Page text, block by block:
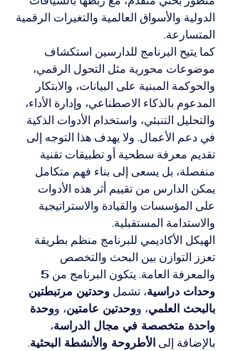
الدولية والأسواق العالمية والتغيرات الرقمية
المتسارعة.
كما يتيح البرنامج للدارسين استكشاف
موضوعات محورية مثل التحول الرقمي،
والحوكمة المبنية على البيانات، والابتكار
المدعوم بالذكاء الاصطناعي، وإدارة الأداء،
والتحليل التنبئي، واستخدام الأدوات الذكية
في دعم الأعمال. ولا يهدف هذا التوجه إلى
تقديم معرفة سطحية أو تطبيقات تقنية
منفصلة، بل يسعى إلى بناء فهم متكامل
يمكن الدارس من تقييم أثر هذه الأدوات
على المؤسسات والقيادة والاستراتيجية
والاستدامة المستقبلية.
الهيكل الأكاديمي للبرنامج منظم بطريقة
تعزز التوازن بين البحث والتخصص
والمعرفة العامة. يتكون البرنامج من
وحدات دراسية، تشمل وحدتين مرتبطتين
بالبحث العلمي، ووحدتين عامتين، ووحدة
واحدة متخصصة في مجال الدراسة،
بالإضافة إلى الأطروحة والأنشطة البحثية.